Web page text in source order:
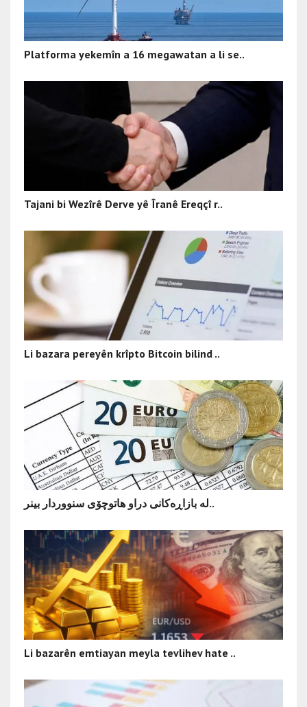
Platforma yekemîn a 16 megawatan a li se..
Tajani bi Wezîrê Derve yê Îranê Ereqçî r..
Li bazara pereyên krîpto Bitcoin bilind ..
لە بازاڕەکانی دراو هاتوچۆی سنووردار بینر..
Li bazarên emtiayan meyla tevlihev hate ..